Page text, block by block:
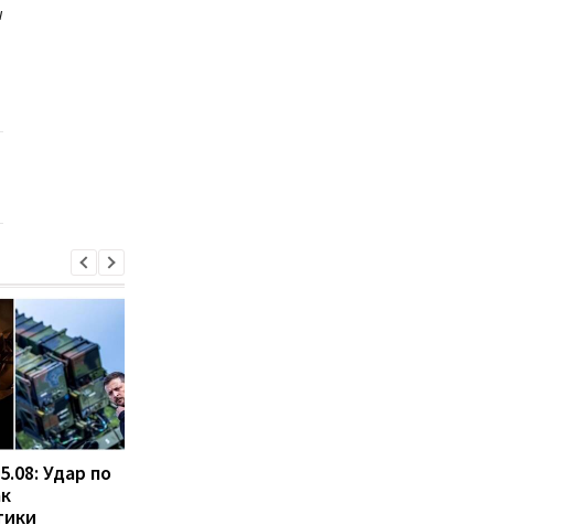
Удар по